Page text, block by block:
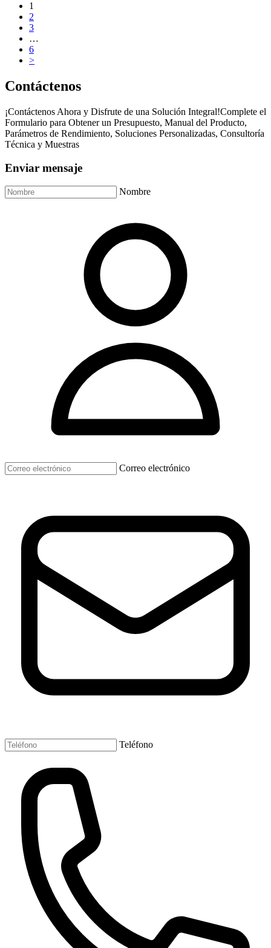
1
2
3
…
6
>
Contáctenos
¡Contáctenos Ahora y Disfrute de una Solución Integral!Complete el
Formulario para Obtener un Presupuesto, Manual del Producto,
Parámetros de Rendimiento, Soluciones Personalizadas, Consultoría
Técnica y Muestras
Enviar mensaje
Nombre
Correo electrónico
Teléfono